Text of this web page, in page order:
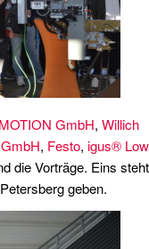
GmbH, Willich
, Festo,igus® Low
die Vorträge. Eins steht
geben.